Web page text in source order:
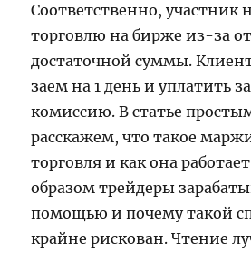
Соответственно, участник
торговлю на бирже из-за
достаточной суммы.
заем на 1 день и уплатить
комиссию. В статье
расскажем, что такое
торговля и как она
образом трейдеры
помощью и почему такой
крайне рискован. Чтение